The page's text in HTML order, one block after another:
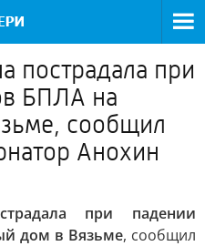
пострадала при
БПЛА на
сообщил
Анохин
при падении
дом в Вязьме, сообщил